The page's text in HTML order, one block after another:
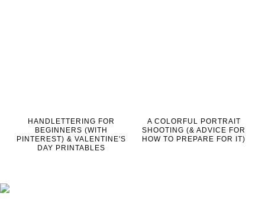
HANDLETTERING FOR
BEGINNERS (WITH
PINTEREST) & VALENTINE'S
DAY PRINTABLES
A COLORFUL PORTRAIT
SHOOTING (& ADVICE FOR
HOW TO PREPARE FOR IT)